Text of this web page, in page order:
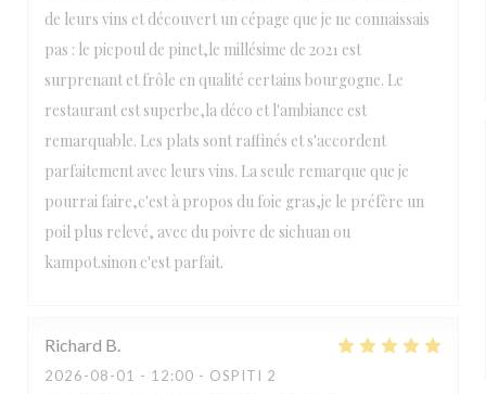
de leurs vins et découvert un cépage que je ne connaissais
pas : le picpoul de pinet,le millésime de 2021 est
surprenant et frôle en qualité certains bourgogne. Le
restaurant est superbe,la déco et l'ambiance est
remarquable. Les plats sont raffinés et s'accordent
parfaitement avec leurs vins. La seule remarque que je
pourrai faire,c'est à propos du foie gras,je le préfère un
poil plus relevé, avec du poivre de sichuan ou
kampot.sinon c'est parfait.
Richard B
2026-08-01 - 12:00 - OSPITI 2